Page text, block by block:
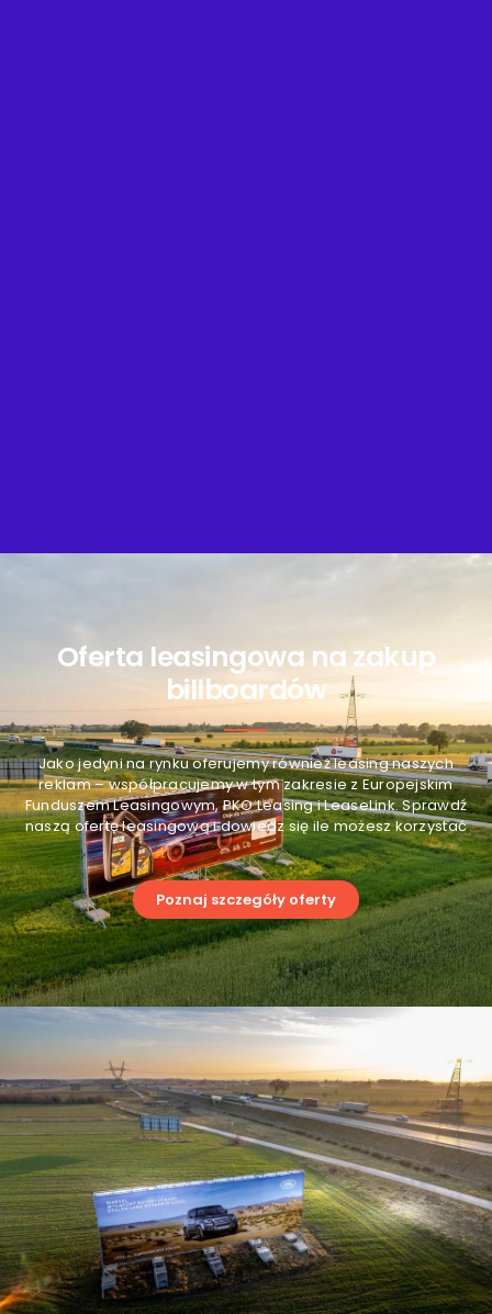
Oferta leasingowa na zakup
billboardów
Jako jedyni na rynku oferujemy również leasing naszych
reklam – współpracujemy w tym zakresie z Europejskim
Funduszem Leasingowym, PKO Leasing i LeaseLink. Sprawdź
naszą ofertę leasingową i dowiedz się ile możesz korzystać
Poznaj szczegóły oferty